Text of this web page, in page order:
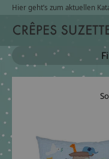
Hier geht’s zum aktuellen